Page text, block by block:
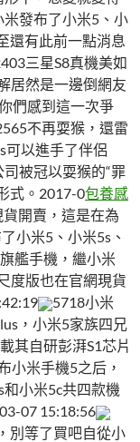
發布了小米5、小
還有此前一點消息
三星S8真機美如
居然是一邊倒網友
們感到這一次爭
不再耍猴，還雷
可以進手了伴侶
被冠以耍猴的“罪
式。2017-0包養感
開賣，這是在為
小米5、小米5s、
艦手機，繼小米
度版也在官網現貨
5718小米
，小米5家族四兄
其自研彭湃S1芯片
小米手機5之后，
小米5c共四款機
07 15:18:56
別等了買吧自從小